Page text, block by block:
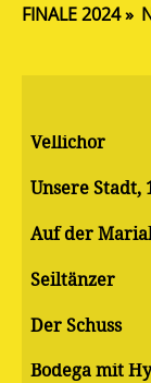
FINALE 2024
Vellichor
Unsere Stadt,
Auf der
Seiltänzer
Der Schuss
Bodega mit